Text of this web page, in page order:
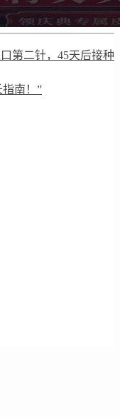
第二针，45天后接种
南！”